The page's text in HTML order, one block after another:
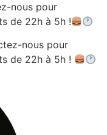
nous pour
de 22h à 5h !
nous pour
de 22h à 5h !